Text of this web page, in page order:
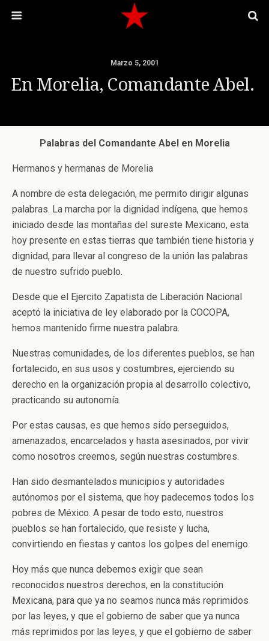
Marzo 5, 2001
En Morelia, Comandante Abel.
Palabras del Comandante Abel en Morelia
Hermanos y hermanas de Morelia
A nombre de esta delegación, me permito dirigir algunas
palabras. La marcha por la dignidad indígena, que hemos
iniciado desde las montañas del sureste Mexicano, esta
hoy presente en estas tierras que también tiene historia y
dignidad, para llevar al congreso de la unión las palabras
de nuestro sufrido pueblo.
Desde que el Ejercito Zapatista de Liberación Nacional
aceptó la iniciativa de ley elaborado por la COCOPA,
hemos mantenido firme nuestra palabra.
Nuestras comunidades, de los diferentes pueblos, se han
fortalecido, en sus usos y costumbres, ejerciendo su
derecho en la organización propia al desarrollo colectivo,
practicando su autonomía.
Por estas causas, es que hemos sido perseguidos,
amenazados, encarcelados y hasta asesinados, por vivir
como nosotros creemos, según nuestras costumbres.
Han sido desmantelados municipios y autoridades
autónomos por el sistema, que hoy padecemos todos los
pobres de México. A pesar de todo esto, nuestros
pueblos se han fortalecido, que resiste y lucha,
convirtiendo en fiestas y cantos los golpes del enemigo.
Hoy más que nunca debemos exigir que sean
reconocidos nuestros derechos, en la constitución
Mexicana, para que ya no seamos nunca más reprimidos
por las leyes, y que el gobierno de saber que ya nunca
más reprimidos por las leyes, y que el gobierno de saber